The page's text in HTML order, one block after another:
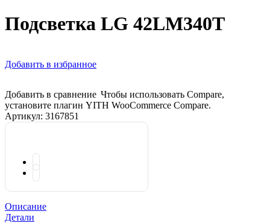
Подсветка LG 42LM340T
Добавить в избранное
Добавить в сравнение Чтобы использовать Compare,
установите плагин YITH WooCommerce Compare.
Артикул: 3167851
Описание
Детали